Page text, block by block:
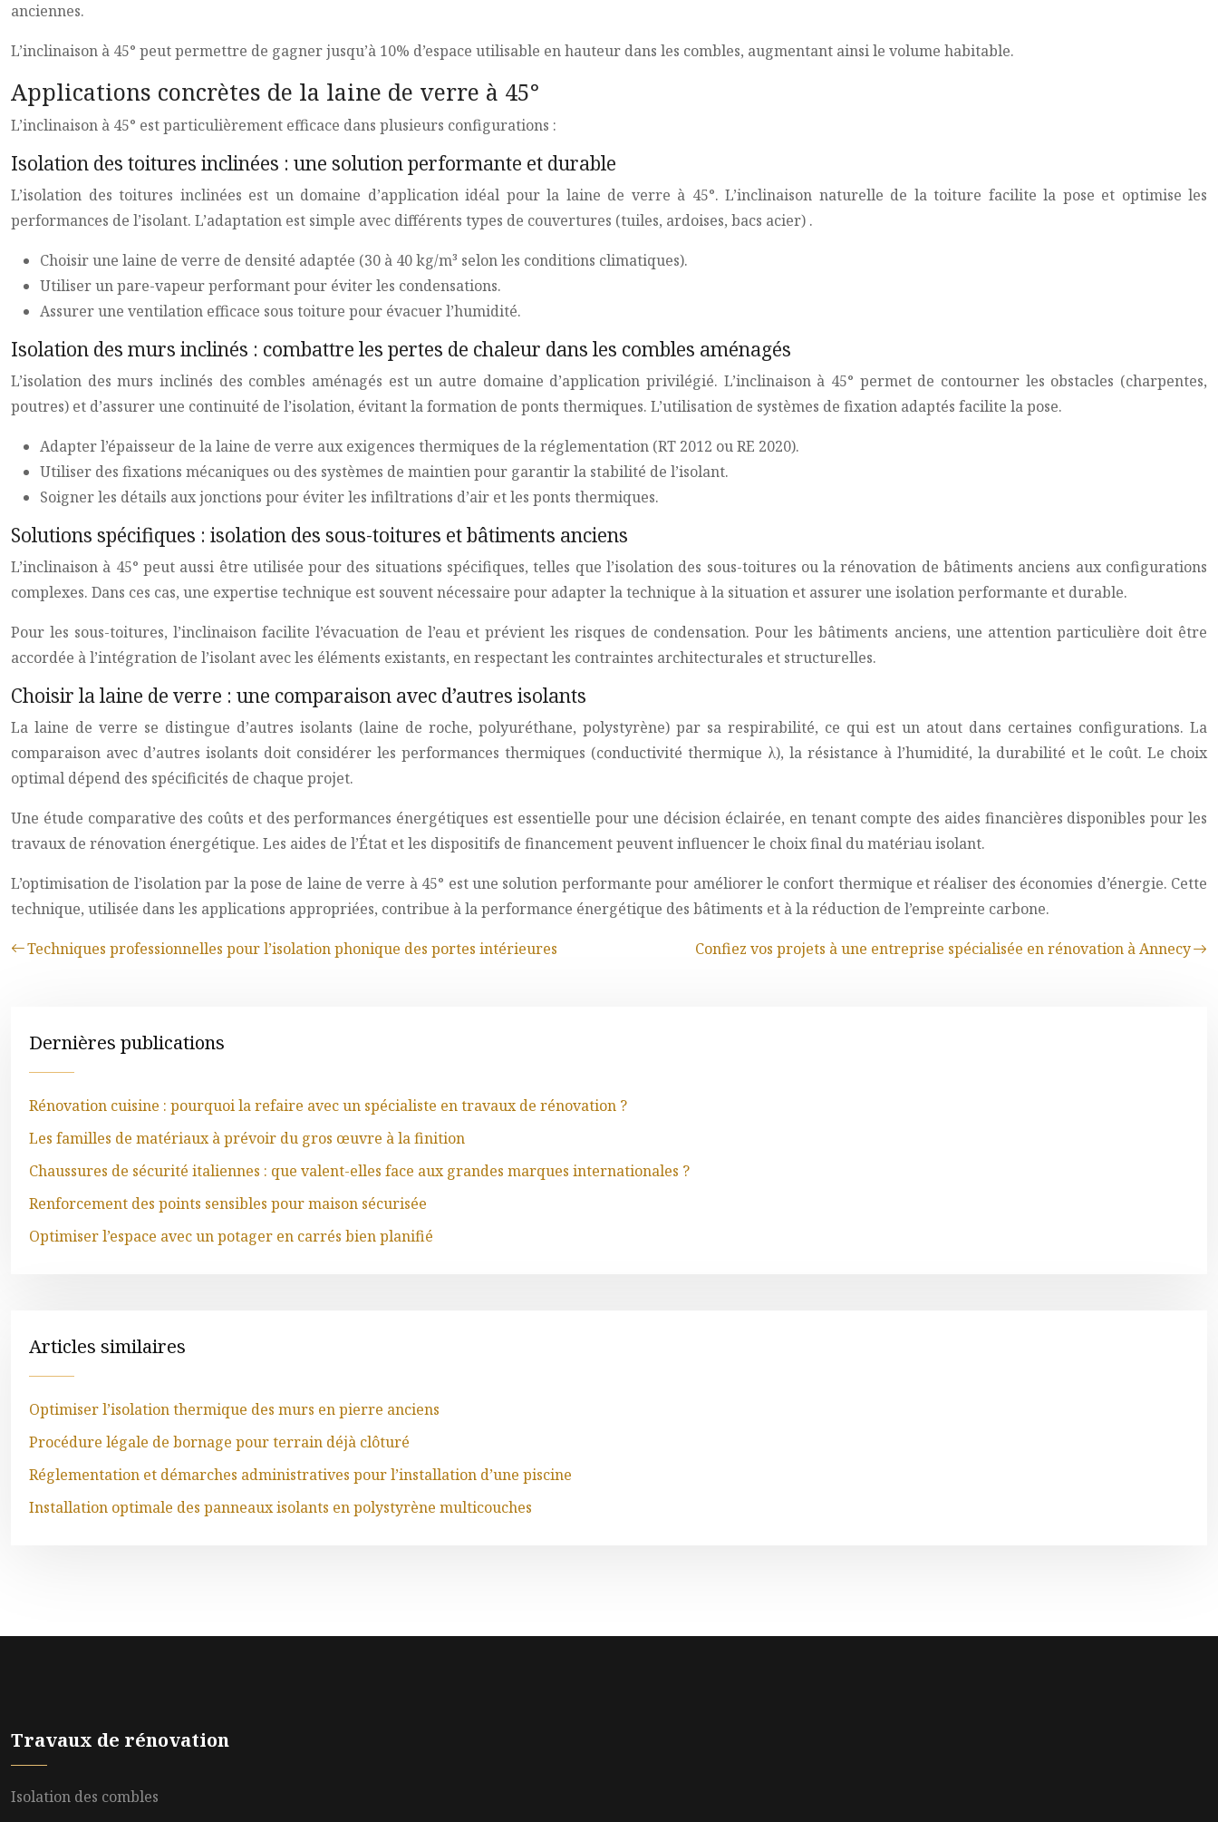
anciennes.
L’inclinaison à 45° peut permettre de gagner jusqu’à 10% d’espace utilisable en hauteur dans les combles, augmentant ainsi le volume habitable.
Applications concrètes de la laine de verre à 45°
L’inclinaison à 45° est particulièrement efficace dans plusieurs configurations :
Isolation des toitures inclinées : une solution performante et durable
L’isolation des toitures inclinées est un domaine d’application idéal pour la laine de verre à 45°. L’inclinaison naturelle de la toiture facilite la pose et optimise les
performances de l’isolant. L’adaptation est simple avec différents types de couvertures (tuiles, ardoises, bacs acier) .
Choisir une laine de verre de densité adaptée (30 à 40 kg/m³ selon les conditions climatiques).
Utiliser un pare-vapeur performant pour éviter les condensations.
Assurer une ventilation efficace sous toiture pour évacuer l’humidité.
Isolation des murs inclinés : combattre les pertes de chaleur dans les combles aménagés
L’isolation des murs inclinés des combles aménagés est un autre domaine d’application privilégié. L’inclinaison à 45° permet de contourner les obstacles (charpentes,
poutres) et d’assurer une continuité de l’isolation, évitant la formation de ponts thermiques. L’utilisation de systèmes de fixation adaptés facilite la pose.
Adapter l’épaisseur de la laine de verre aux exigences thermiques de la réglementation (RT 2012 ou RE 2020).
Utiliser des fixations mécaniques ou des systèmes de maintien pour garantir la stabilité de l’isolant.
Soigner les détails aux jonctions pour éviter les infiltrations d’air et les ponts thermiques.
Solutions spécifiques : isolation des sous-toitures et bâtiments anciens
L’inclinaison à 45° peut aussi être utilisée pour des situations spécifiques, telles que l’isolation des sous-toitures ou la rénovation de bâtiments anciens aux configurations
complexes. Dans ces cas, une expertise technique est souvent nécessaire pour adapter la technique à la situation et assurer une isolation performante et durable.
Pour les sous-toitures, l’inclinaison facilite l’évacuation de l’eau et prévient les risques de condensation. Pour les bâtiments anciens, une attention particulière doit être
accordée à l’intégration de l’isolant avec les éléments existants, en respectant les contraintes architecturales et structurelles.
Choisir la laine de verre : une comparaison avec d’autres isolants
La laine de verre se distingue d’autres isolants (laine de roche, polyuréthane, polystyrène) par sa respirabilité, ce qui est un atout dans certaines configurations. La
comparaison avec d’autres isolants doit considérer les performances thermiques (conductivité thermique λ), la résistance à l’humidité, la durabilité et le coût. Le choix
optimal dépend des spécificités de chaque projet.
Une étude comparative des coûts et des performances énergétiques est essentielle pour une décision éclairée, en tenant compte des aides financières disponibles pour les
travaux de rénovation énergétique. Les aides de l’État et les dispositifs de financement peuvent influencer le choix final du matériau isolant.
L’optimisation de l’isolation par la pose de laine de verre à 45° est une solution performante pour améliorer le confort thermique et réaliser des économies d’énergie. Cette
technique, utilisée dans les applications appropriées, contribue à la performance énergétique des bâtiments et à la réduction de l’empreinte carbone.
Techniques professionnelles pour l’isolation phonique des portes intérieures
Confiez vos projets à une entreprise spécialisée en rénovation à Annecy
Dernières publications
Rénovation cuisine : pourquoi la refaire avec un spécialiste en travaux de rénovation ?
Les familles de matériaux à prévoir du gros œuvre à la finition
Chaussures de sécurité italiennes : que valent-elles face aux grandes marques internationales ?
Renforcement des points sensibles pour maison sécurisée
Optimiser l’espace avec un potager en carrés bien planifié
Articles similaires
Optimiser l’isolation thermique des murs en pierre anciens
Procédure légale de bornage pour terrain déjà clôturé
Réglementation et démarches administratives pour l’installation d’une piscine
Installation optimale des panneaux isolants en polystyrène multicouches
Travaux de rénovation
Isolation des combles